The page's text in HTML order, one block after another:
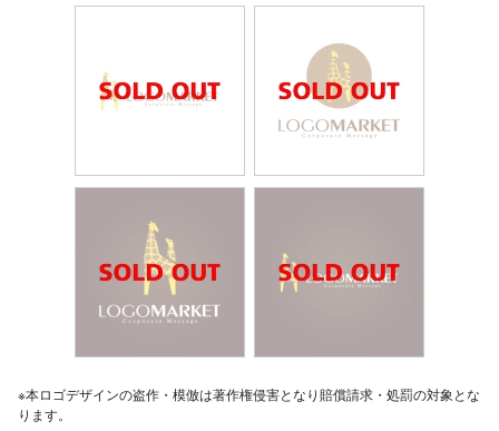
※本ロゴデザインの盗作・模倣は著作権侵害となり賠償請求・処罰の対象とな
ります。